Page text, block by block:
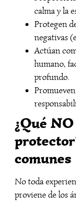
calma y la
Protegen
negativas
Actúan
humano,
profundo.
¿Qué
comunes
No toda
proviene de los